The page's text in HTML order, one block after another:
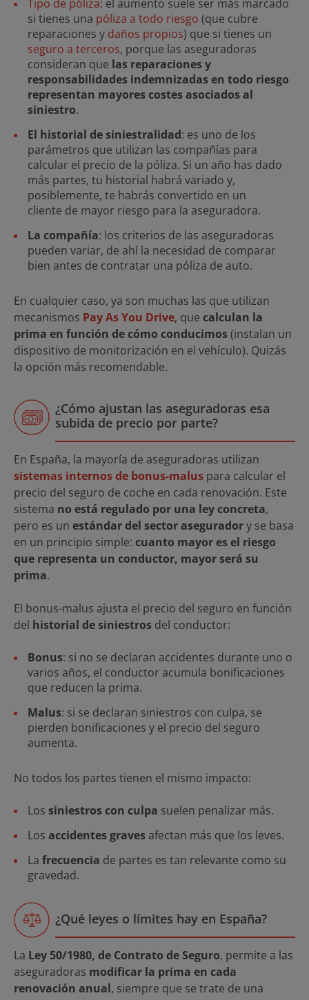
Tipo de póliza: el aumento suele ser más marcado
si tienes una póliza a todo riesgo (que cubre
reparaciones y daños propios) que si tienes un
seguro a terceros, porque las aseguradoras
consideran que las reparaciones y
responsabilidades indemnizadas en todo riesgo
representan mayores costes asociados al
siniestro.
El historial de siniestralidad: es uno de los
parámetros que utilizan las compañías para
calcular el precio de la póliza. Si un año has dado
más partes, tu historial habrá variado y,
posiblemente, te habrás convertido en un
cliente de mayor riesgo para la aseguradora.
La compañía: los criterios de las aseguradoras
pueden variar, de ahí la necesidad de comparar
bien antes de contratar una póliza de auto.
En cualquier caso, ya son muchas las que utilizan
mecanismos Pay As You Drive, que calculan la
prima en función de cómo conducimos(instalan un
dispositivo de monitorización en el vehículo). Quizás
la opción más recomendable.
¿Cómo ajustan las aseguradoras esa
subida de precio por parte?
En España, la mayoría de aseguradoras utilizan
sistemas internos de bonus-malus para calcular el
precio del seguro de coche en cada renovación. Este
sistema no está regulado por una ley concreta,
pero es un estándar del sector aseguradory se basa
en un principio simple: cuanto mayor es el riesgo
que representa un conductor, mayor será su
prima.
El bonus-malus ajusta el precio del seguro en función
del historial de siniestros del conductor:
Bonus: si no se declaran accidentes durante uno o
varios años, el conductor acumula bonificaciones
que reducen la prima.
Malus: si se declaran siniestros con culpa, se
pierden bonificaciones y el precio del seguro
aumenta.
No todos los partes tienen el mismo impacto:
Los siniestros con culpa suelen penalizar más.
Los accidentes graves afectan más que los leves.
La frecuencia de partes es tan relevante como su
gravedad.
¿Qué leyes o límites hay en España?
La Ley 50/1980, de Contrato de Seguro, permite a las
aseguradoras modificar la prima en cada
renovación anual, siempre que se trate de una